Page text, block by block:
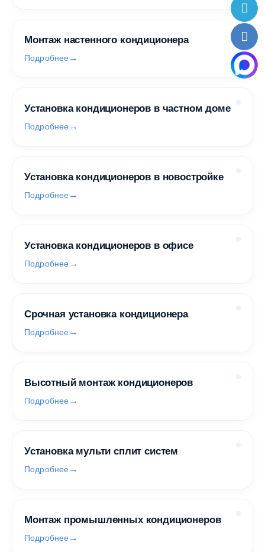
Монтаж настенного кондиционера
Подробнее
Установка кондиционеров в частном доме
Подробнее
Установка кондиционеров в новостройке
Подробнее
Установка кондиционеров в офисе
Подробнее
Срочная установка кондиционера
Подробнее
Высотный монтаж кондиционеров
Подробнее
Установка мульти сплит систем
Подробнее
Монтаж промышленных кондиционеров
Подробнее